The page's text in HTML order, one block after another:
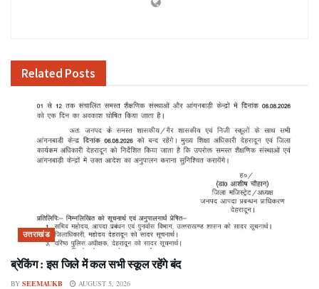
Related Posts
उत्तराखंड
ब्रेकिंग : इस जिले में कल सभी स्कूल रहेंगे बंद
BY SEEMAUKB AUGUST 5, 2026